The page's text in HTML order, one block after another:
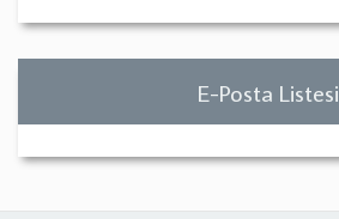
E-Posta Listesi